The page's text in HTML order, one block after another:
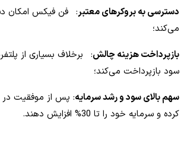
دسترسی به بروکرهای معتبر: فن‌ فیکس امکان
می‌کند؛
بازپرداخت هزینه چالش:
برخلاف بسیاری از
سود بازپرداخت می‌کند؛
سهم بالای سود و رشد سرمایه:
کرده و سرمایه خود را تا 30% افزایش دهند.